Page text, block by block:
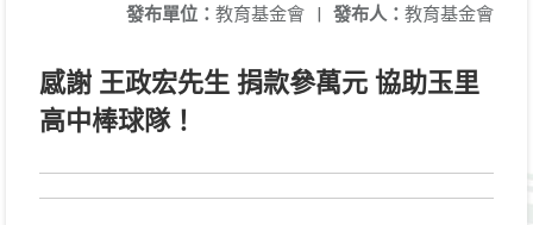
發布人： 教育基金會
發布單位： 教育基金會 |
感謝 王政宏先生 捐款參萬元 協助玉里
高中棒球隊！